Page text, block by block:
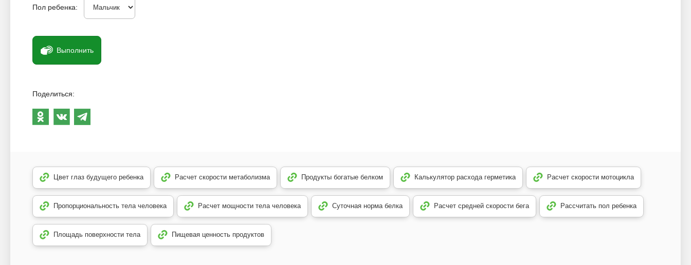
Пол ребенка:
Выполнить
Поделиться:
Цвет глаз будущего ребенка Расчет скорости метаболизма Продукты богатые белком Калькулятор расхода герметика Расчет скорости мотоцикла
Пропорциональность тела человека Расчет мощности тела человека Суточная норма белка Расчет средней скорости бега Рассчитать пол ребенка
Площадь поверхности тела Пищевая ценность продуктов